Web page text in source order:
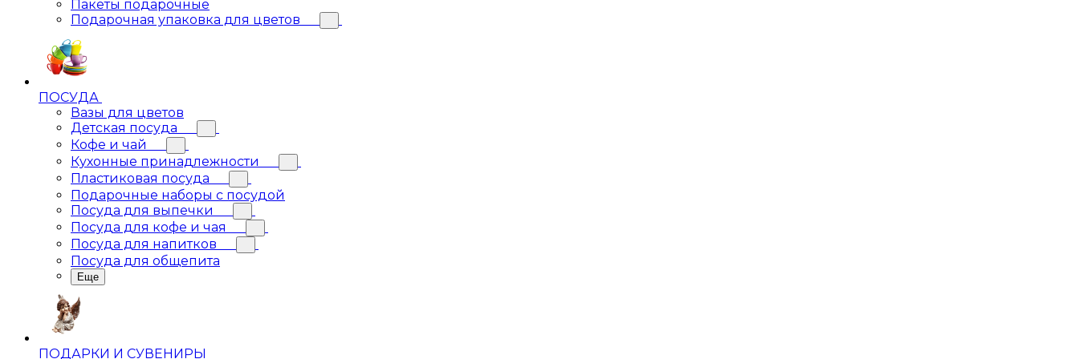
Пакеты подарочные
Подарочная упаковка для цветов
ПОСУДА
Вазы для цветов
Детская посуда
Кофе и чай
Кухонные принадлежности
Пластиковая посуда
Подарочные наборы с посудой
Посуда для выпечки
Посуда для кофе и чая
Посуда для напитков
Посуда для общепита
Еще
ПОДАРКИ И СУВЕНИРЫ